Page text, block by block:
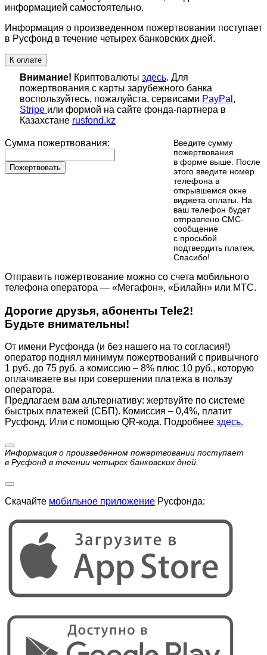
информацией самостоятельно.
Информация о произведенном пожертвовании поступает
в Русфонд в течение четырех банковских дней.
К оплате
Внимание! Криптовалюты здесь. Для
пожертвования с карты зарубежного банка
воспользуйтесь, пожалуйста, сервисами PayPal ,
Stripe или формой на сайте фонда-партнера в
Казахстане rusfond.kz
Сумма пожертвования:
Пожертвовать
Введите сумму
пожертвования
в форме выше. После
этого введите номер
телефона в
открывшемся окне
виджета оплаты. На
ваш телефон будет
отправлено СМС-
сообщение
с просьбой
подтвердить платеж.
Cпасибо!
Отправить пожертвование можно со счета мобильного
телефона оператора — «Мегафон», «Билайн» или МТС.
Дорогие друзья, абоненты Tele2!
Будьте внимательны!
От имени Русфонда (и без нашего на то согласия!)
оператор поднял минимум пожертвований с привычного
1 руб. до 75 руб. а комиссию – 8% плюс 10 руб., которую
оплачиваете вы при совершении платежа в пользу
оператора.
Предлагаем вам альтернативу: жертвуйте по cистеме
быстрых платежей (СБП). Комиссия – 0,4%, платит
Русфонд. Или с помощью QR-кода. Подробнее здесь.
Информация о произведенном пожертвовании поступает
в Русфонд в течении четырех банковских дней.
Скачайте мобильное приложение Русфонда: